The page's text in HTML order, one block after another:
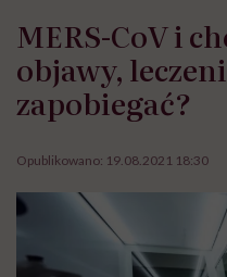
MERS-CoV i
objawy,
zapobiegać?
Opublikowano: 19.08.2021 18:30